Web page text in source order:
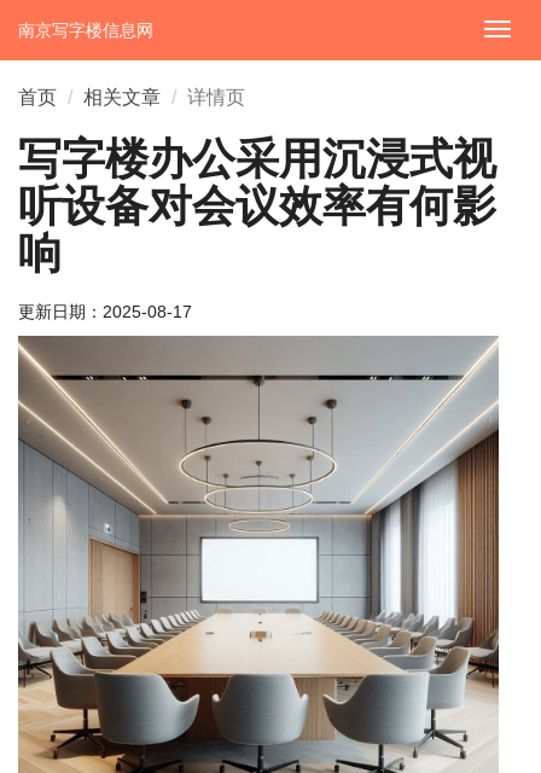
切
换
南京写字楼信息网
首页 相关文章 详情页
写字楼办公采用沉浸式视
听设备对会议效率有何影
响
更新日期： 2025-08-17